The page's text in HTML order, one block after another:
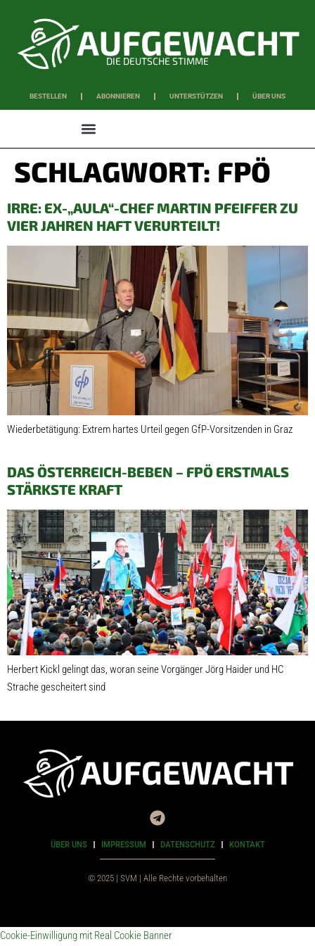
DIE DEUTSCHE STIMME
BESTELLEN ABONNIEREN UNTERSTÜTZEN ÜBER UNS
SCHLAGWORT: FPÖ
IRRE: EX-„AULA“-CHEF MARTIN PFEIFFER ZU
VIER JAHREN HAFT VERURTEILT!
Wiederbetätigung: Extrem hartes Urteil gegen GfP-Vorsitzenden in Graz
DAS ÖSTERREICH-BEBEN – FPÖ ERSTMALS
STÄRKSTE KRAFT
Herbert Kickl gelingt das, woran seine Vorgänger Jörg Haider und HC
Strache gescheitert sind
ÜBER UNS IMPRESSUM DATENSCHUTZ KONTAKT
© 2025 | SVM | Alle Rechte vorbehalten
Cookie-Einwilligung mit Real Cookie Banner